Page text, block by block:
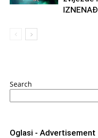
Search
Oglasi - Advertisement